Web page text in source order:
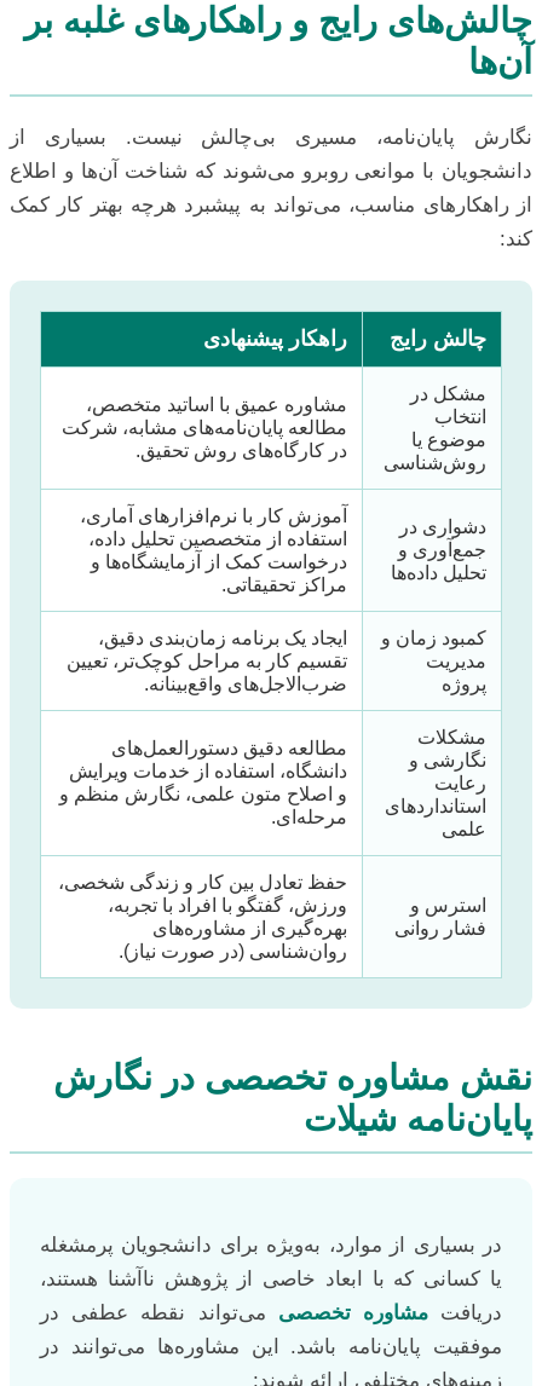
چالش‌های رایج و راهکارهای غلبه بر
آن‌ها
نگارش پایان‌نامه، مسیری بی‌چالش نیست. بسیاری از
دانشجویان با موانعی روبرو می‌شوند که شناخت آن‌ها و اطلاع
از راهکارهای مناسب، می‌تواند به پیشبرد هرچه بهتر کار کمک
کند:
چالش رایج راهکار پیشنهادی
مشکل در
انتخاب
موضوع یا
روش‌شناسی
مشاوره عمیق با اساتید متخصص،
مطالعه پایان‌نامه‌های مشابه، شرکت
در کارگاه‌های روش تحقیق.
دشواری در
جمع‌آوری و
تحلیل داده‌ها
آموزش کار با نرم‌افزارهای آماری،
استفاده از متخصصین تحلیل داده،
درخواست کمک از آزمایشگاه‌ها و
مراکز تحقیقاتی.
کمبود زمان و
مدیریت
پروژه
ایجاد یک برنامه زمان‌بندی دقیق،
تقسیم کار به مراحل کوچک‌تر، تعیین
ضرب‌الاجل‌های واقع‌بینانه.
مشکلات
نگارشی و
رعایت
استانداردهای
علمی
مطالعه دقیق دستورالعمل‌های
دانشگاه، استفاده از خدمات ویرایش
و اصلاح متون علمی، نگارش منظم و
مرحله‌ای.
استرس و
فشار روانی
حفظ تعادل بین کار و زندگی شخصی،
ورزش، گفتگو با افراد با تجربه،
بهره‌گیری از مشاوره‌های
روان‌شناسی (در صورت نیاز).
نقش مشاوره تخصصی در نگارش
پایان‌نامه شیلات
در بسیاری از موارد، به‌ویژه برای دانشجویان پرمشغله
یا کسانی که با ابعاد خاصی از پژوهش ناآشنا هستند،
دریافتمشاوره تخصصی می‌تواند نقطه عطفی در
موفقیت پایان‌نامه باشد. این مشاوره‌ها می‌توانند در
زمینه‌های مختلفی ارائه شوند: